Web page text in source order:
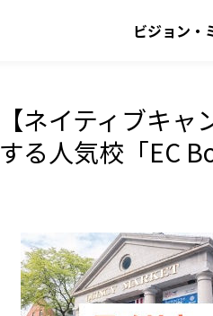
ビジョン・
【ネイティブキ
する人気校「EC